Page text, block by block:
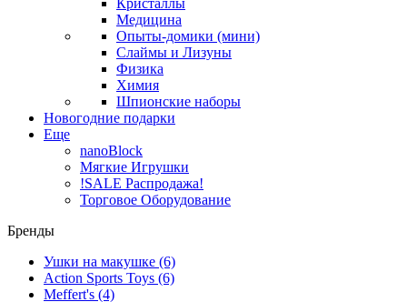
Кристаллы
Медицина
Опыты-домики (мини)
Слаймы и Лизуны
Физика
Химия
Шпионские наборы
Новогодние подарки
Еще
nanoBlock
Мягкие Игрушки
!SALE Распродажа!
Торговое Оборудование
Бренды
Ушки на макушке (6)
Action Sports Toys (6)
Meffert's (4)